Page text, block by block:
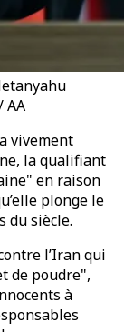
AA
vivement
la qualifiant
en raison
plonge le
du siècle.
l’Iran qui
de poudre",
à